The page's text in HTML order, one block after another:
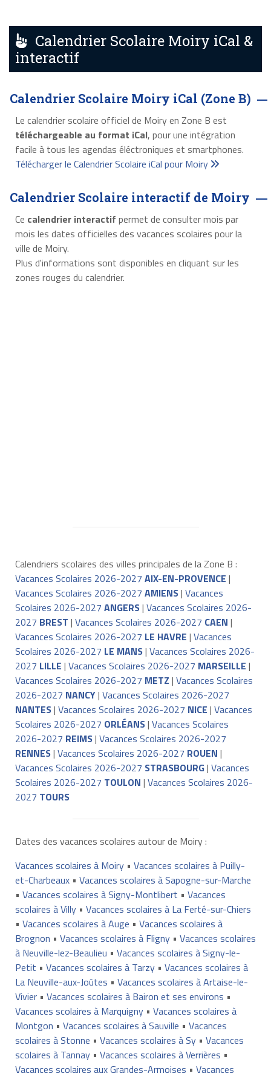
Calendrier Scolaire Moiry iCal &
interactif
Calendrier Scolaire Moiry iCal (Zone B)
Le calendrier scolaire officiel de Moiry en Zone B est
téléchargeable au format iCal, pour une intégration
facile à tous les agendas éléctroniques et smartphones.
Télécharger le Calendrier Scolaire iCal pour Moiry
Calendrier Scolaire interactif de Moiry
Ce calendrier interactif permet de consulter mois par
mois les dates officielles des vacances scolaires pour la
ville de Moiry.
Plus d'informations sont disponibles en cliquant sur les
zones rouges du calendrier.
Calendriers scolaires des villes principales de la Zone B :
Vacances Scolaires 2026-2027 AIX-EN-PROVENCE |
Vacances Scolaires 2026-2027 AMIENS| Vacances
Scolaires 2026-2027 ANGERS| Vacances Scolaires 2026-
2027 BREST | Vacances Scolaires 2026-2027 CAEN |
Vacances Scolaires 2026-2027 LE HAVRE | Vacances
Scolaires 2026-2027 LE MANS| Vacances Scolaires 2026-
2027 LILLE | Vacances Scolaires 2026-2027 MARSEILLE |
Vacances Scolaires 2026-2027 METZ | Vacances Scolaires
2026-2027 NANCY| Vacances Scolaires 2026-2027
NANTES| Vacances Scolaires 2026-2027 NICE | Vacances
Scolaires 2026-2027 ORLÉANS| Vacances Scolaires
2026-2027 REIMS| Vacances Scolaires 2026-2027
RENNES| Vacances Scolaires 2026-2027 ROUEN |
Vacances Scolaires 2026-2027 STRASBOURG| Vacances
Scolaires 2026-2027 TOULON | Vacances Scolaires 2026-
2027 TOURS
Dates des vacances scolaires autour de Moiry :
Vacances scolaires à Moiry• Vacances scolaires à Puilly-
et-Charbeaux• Vacances scolaires à Sapogne-sur-Marche
• Vacances scolaires à Signy-Montlibert • Vacances
scolaires à Villy• Vacances scolaires à La Ferté-sur-Chiers
• Vacances scolaires à Auge • Vacances scolaires à
Brognon • Vacances scolaires à Fligny• Vacances scolaires
à Neuville-lez-Beaulieu • Vacances scolaires à Signy-le-
Petit • Vacances scolaires à Tarzy• Vacances scolaires à
La Neuville-aux-Joûtes • Vacances scolaires à Artaise-le-
Vivier• Vacances scolaires à Bairon et ses environs •
Vacances scolaires à Marquigny• Vacances scolaires à
Montgon • Vacances scolaires à Sauville • Vacances
scolaires à Stonne • Vacances scolaires à Sy• Vacances
scolaires à Tannay• Vacances scolaires à Verrières •
Vacances scolaires aux Grandes-Armoises • Vacances